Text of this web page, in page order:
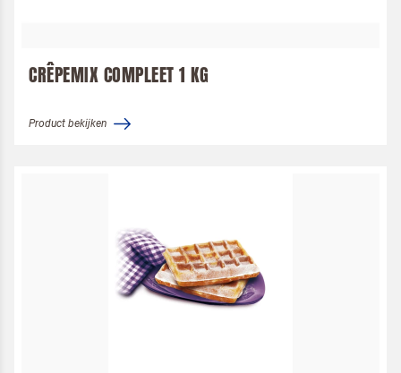
CRÊPEMIX COMPLEET 1 KG
Product bekijken